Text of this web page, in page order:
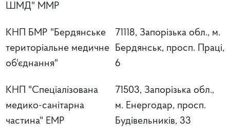
ШМД" ММР
КНП БМР "Бердянське
територіальне медичне
об'єднання"
71118, Запорізька обл., м.
Бердянськ, просп. Праці,
6
КНП "Спеціалізована
медико-санітарна
частина" ЕМР
71503, Запорізька обл.,
м. Енергодар, просп.
Будівельників, 33